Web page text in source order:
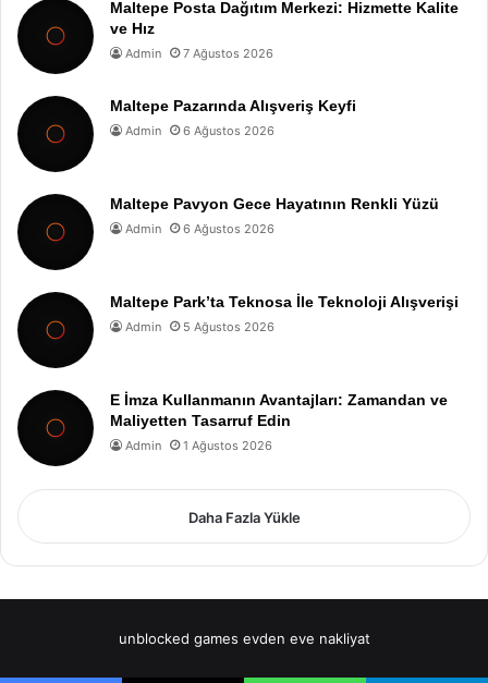
Maltepe Posta Dağıtım Merkezi: Hizmette Kalite
ve Hız
Admin 7 Ağustos 2026
Maltepe Pazarında Alışveriş Keyfi
Admin 6 Ağustos 2026
Maltepe Pavyon Gece Hayatının Renkli Yüzü
Admin 6 Ağustos 2026
Maltepe Park’ta Teknosa İle Teknoloji Alışverişi
Admin 5 Ağustos 2026
E İmza Kullanmanın Avantajları: Zamandan ve
Maliyetten Tasarruf Edin
Admin 1 Ağustos 2026
Daha Fazla Yükle
unblocked games evden eve nakliyat